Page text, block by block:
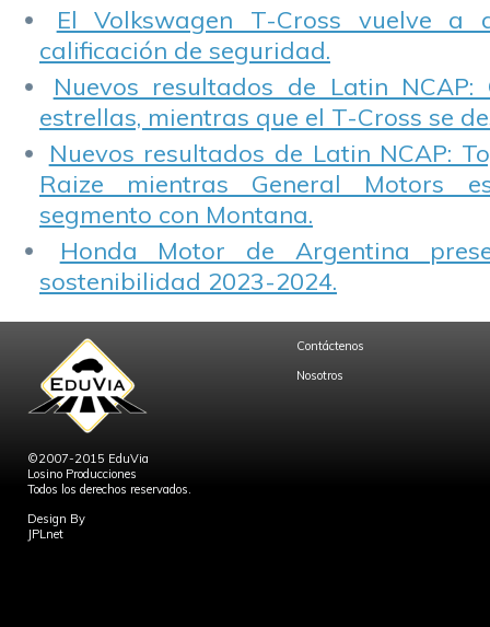
El Volkswagen T-Cross vuelve a
calificación de seguridad.
Nuevos resultados de Latin NCAP:
estrellas, mientras que el T-Cross se
Nuevos resultados de Latin NCAP:
Raize mientras General Motors
segmento con Montana.
Honda Motor de Argentina
sostenibilidad 2023-2024.
©2007-2015 EduVia
Losino Producciones
Todos los derechos reservados.
Design By
JPLnet
Contáctenos
Nosotros